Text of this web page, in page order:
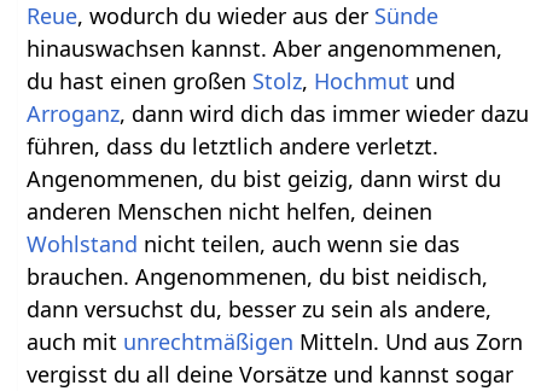
Reue, wodurch du wieder aus der Sünde
hinauswachsen kannst. Aber angenommenen,
du hast einen großen Stolz, Hochmut und
Arroganz, dann wird dich das immer wieder dazu
führen, dass du letztlich andere verletzt.
Angenommenen, du bist geizig, dann wirst du
anderen Menschen nicht helfen, deinen
Wohlstand nicht teilen, auch wenn sie das
brauchen. Angenommenen, du bist neidisch,
dann versuchst du, besser zu sein als andere,
auch mit unrechtmäßigen Mitteln. Und aus Zorn
vergisst du all deine Vorsätze und kannst sogar